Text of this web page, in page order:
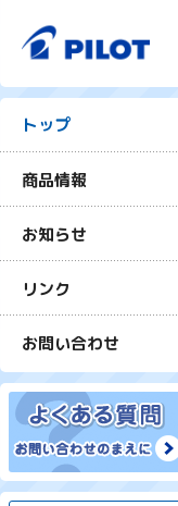
トップ
商品情報
お知らせ
リンク
お問い合わせ